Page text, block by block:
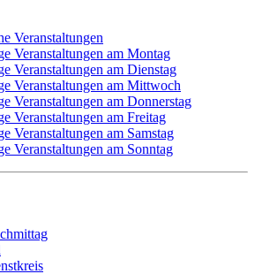
Veranstaltungen
Veranstaltungen am Montag
Veranstaltungen am Dienstag
Veranstaltungen am Mittwoch
Veranstaltungen am Donnerstag
Veranstaltungen am Freitag
Veranstaltungen am Samstag
Veranstaltungen am Sonntag